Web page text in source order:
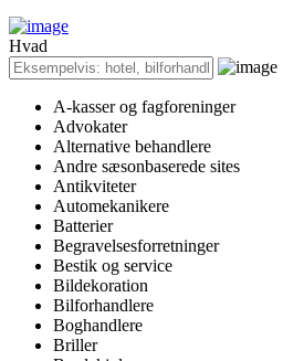
Hvad
A-kasser og fagforeninger
Advokater
Alternative behandlere
Andre sæsonbaserede sites
Antikviteter
Automekanikere
Batterier
Begravelsesforretninger
Bestik og service
Bildekoration
Bilforhandlere
Boghandlere
Briller